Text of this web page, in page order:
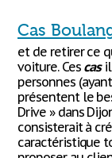
Cas
et de retirer ce
voiture. Ces cas
personnes
présentent le
Drive » dans
consisterait à
caractéristique